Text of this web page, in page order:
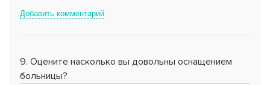
Добавить комментарий
Оцените насколько вы довольны оснащением
больницы?